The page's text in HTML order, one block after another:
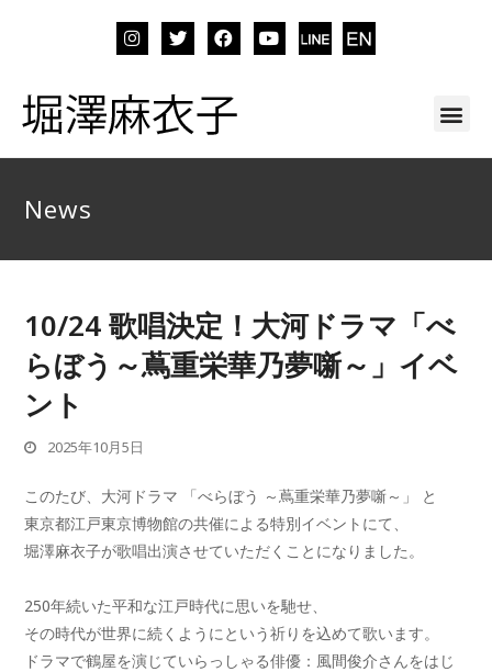
News
10/24 歌唱決定！大河ドラマ「べ
らぼう～蔦重栄華乃夢噺～」イベ
ント
2025年10月5日
このたび、 大河ドラマ 「べらぼう ～蔦重栄華乃夢噺～」 と
東京都江戸東京博物館の共催による特別イベントにて、
堀澤麻衣子が歌唱出演させていただくことになりました。
250年続いた平和な江戸時代に思いを馳せ、
その時代が世界に続くようにという祈りを込めて歌います。
ドラマで鶴屋を演じていらっしゃる俳優：風間俊介さんをはじ